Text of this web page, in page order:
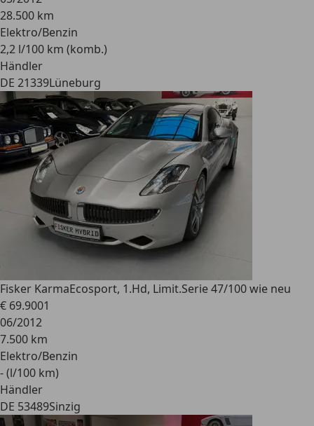
28.500 km
Elektro/Benzin
2,2 l/100 km (komb.)
Händler
DE 21339Lüneburg
Fisker KarmaEcosport, 1.Hd, Limit.Serie 47/100 wie neu
€ 69.9001
06/2012
7.500 km
Elektro/Benzin
- (l/100 km)
Händler
DE 53489Sinzig